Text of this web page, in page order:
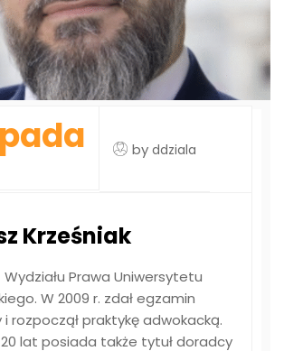
by ddziala
Krześniak
Prawa Uniwersytetu
W 2009 r. zdał egzamin
rozpoczął praktykę adwokacką.
lat posiada także tytuł doradcy